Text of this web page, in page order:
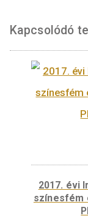
bevezetések
jelenik meg
lent a BÉT
testesíti
ábrázolása
FORINT